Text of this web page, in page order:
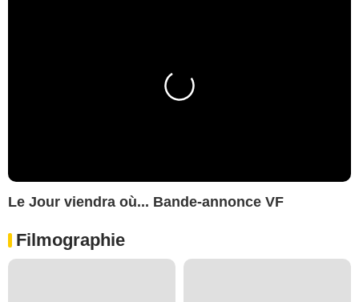
Le Jour viendra où... Bande-annonce VF
Filmographie